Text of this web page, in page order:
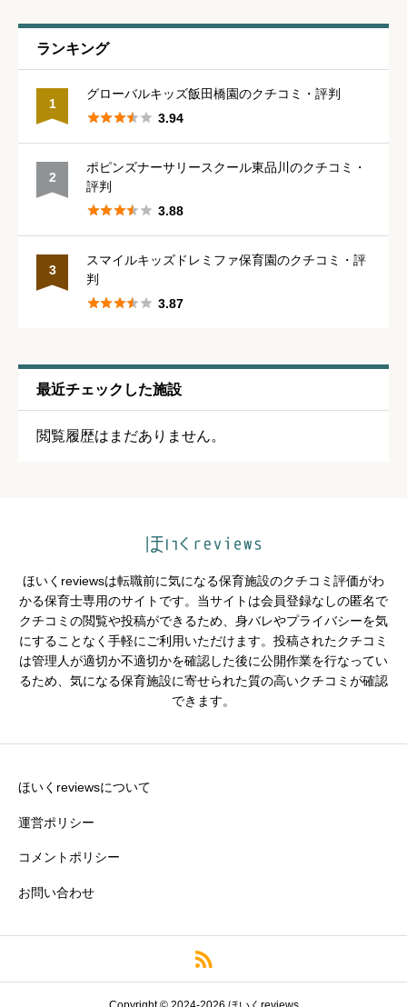
星の数をお選びください 
星の数をお選びください
星の数をお選びください
通いやすさ 必須
星の数をお選びください 
シフトの融通 必須
星の数をお選びください 
残業・持ち帰り仕事の少なさ
クチコミのタイトル
※園の評価がわかりやすいタイトルがおすすめです。
クチコミ内容 必須
ランキング
1
グローバルキッズ飯田橋園のクチコミ・評判
 3.94
2
ポピンズナーサリースクール東品川のクチコミ・
評判
 3.88
3
スマイルキッズドレミファ保育園のクチコミ・評
判
 3.87
最近チェックした施設
閲覧履歴はまだありません。
ほいくreviewsは転職前に気になる保育施設のクチコミ評価がわ
かる保育士専用のサイトです。当サイトは会員登録なしの匿名で
クチコミの閲覧や投稿ができるため、身バレやプライバシーを気
にすることなく手軽にご利用いただけます。投稿されたクチコミ
は管理人が適切か不適切かを確認した後に公開作業を行なってい
るため、気になる保育施設に寄せられた質の高いクチコミが確認
できます。
ほいくreviewsについて
運営ポリシー
コメントポリシー
お問い合わせ